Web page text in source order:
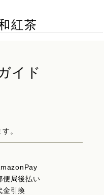
紅茶
イド
。
便局後払い
金引換